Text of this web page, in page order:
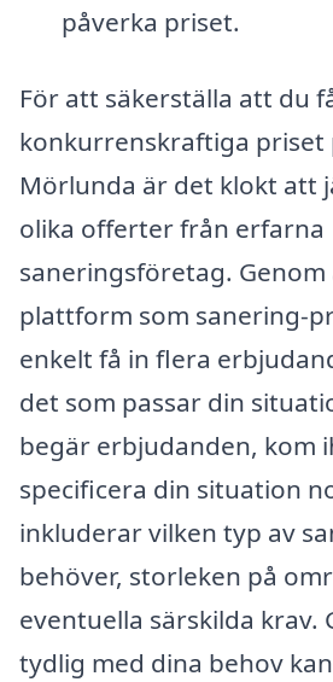
påverka priset.
För att säkerställa att du
konkurrenskraftiga priset
Mörlunda är det klokt att
olika offerter från erfarna
saneringsföretag.
plattform som sanering-
enkelt få in flera
det som passar din
begär erbjudanden, kom
specificera din situation
inkluderar vilken typ av
behöver, storleken på
eventuella särskilda krav.
tydlig med dina behov